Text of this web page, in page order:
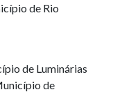
de Rio
de Luminárias
de